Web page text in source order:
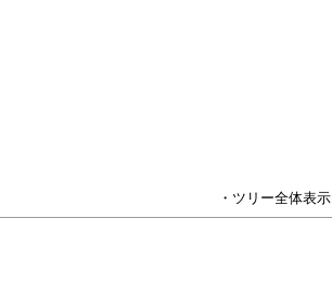
・ツリー全体表示